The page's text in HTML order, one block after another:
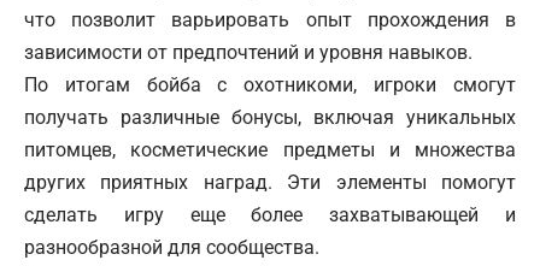
что позволит варьировать опыт прохождения в
зависимости от предпочтений и уровня навыков.
По итогам бойба с охотникоми, игроки смогут
получать различные бонусы, включая уникальных
питомцев, косметические предметы и множества
других приятных наград. Эти элементы помогут
сделать игру еще более захватывающей и
разнообразной для сообщества.